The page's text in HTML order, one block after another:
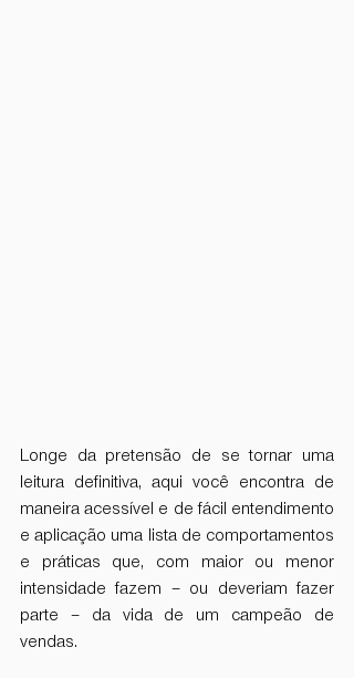
Longe da pretensão de se tornar uma
leitura definitiva, aqui você encontra de
maneira acessível e de fácil entendimento
e aplicação uma lista de comportamentos
e práticas que, com maior ou menor
intensidade fazem – ou deveriam fazer
parte – da vida de um campeão de
vendas.